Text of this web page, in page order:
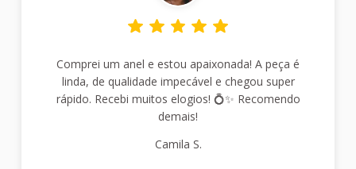
Comprei um anel e estou apaixonada! A peça é
linda, de qualidade impecável e chegou super
rápido. Recebi muitos elogios! 💍✨ Recomendo
demais!
Camila S.